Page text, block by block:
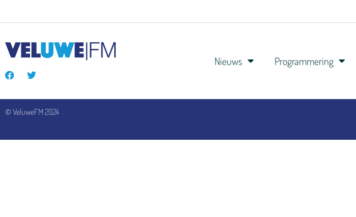
Nieuws Programmering
© VeluweFM 2024